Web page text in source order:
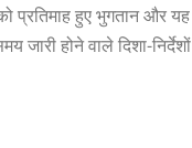
प्रतिमाह हुए भुगतान और यह
होने वाले दिशा-निर्देशों